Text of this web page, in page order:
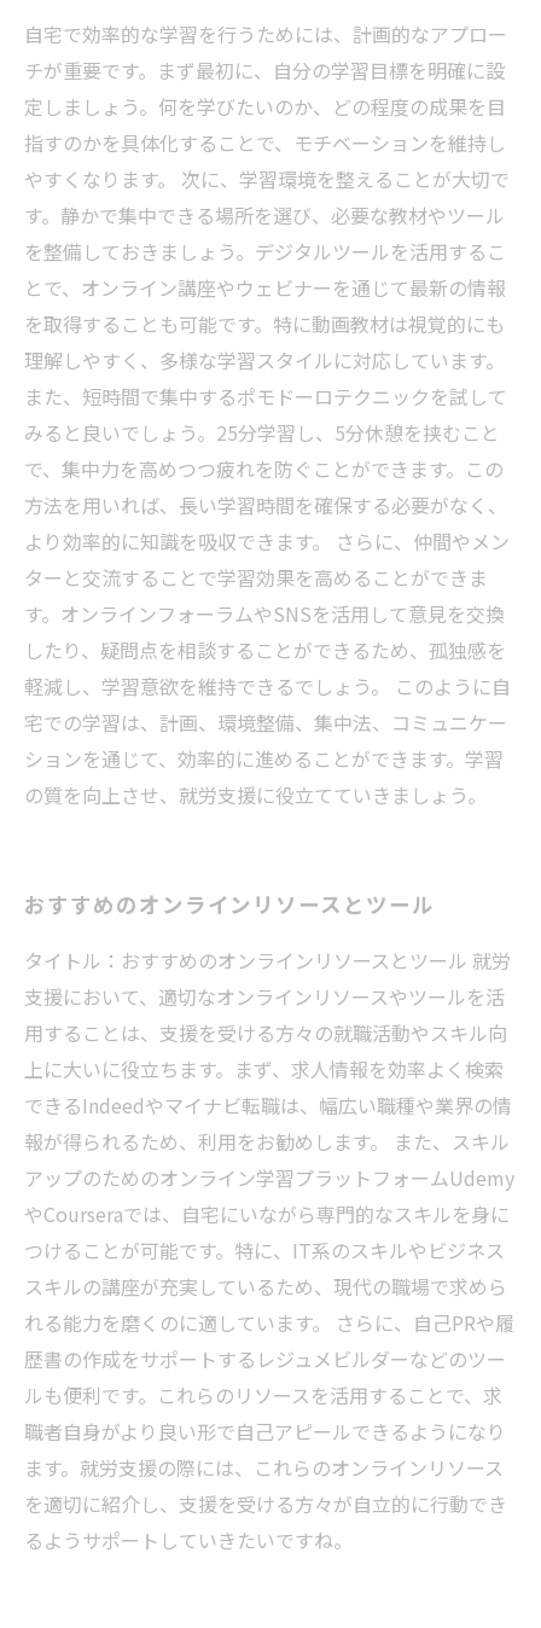
自宅で効率的な学習を行うためには、計画的なアプロー
チが重要です。まず最初に、自分の学習目標を明確に設
定しましょう。何を学びたいのか、どの程度の成果を目
指すのかを具体化することで、モチベーションを維持し
やすくなります。 次に、学習環境を整えることが大切で
す。静かで集中できる場所を選び、必要な教材やツール
を整備しておきましょう。デジタルツールを活用するこ
とで、オンライン講座やウェビナーを通じて最新の情報
を取得することも可能です。特に動画教材は視覚的にも
理解しやすく、多様な学習スタイルに対応しています。
また、短時間で集中するポモドーロテクニックを試して
みると良いでしょう。25分学習し、5分休憩を挟むこと
で、集中力を高めつつ疲れを防ぐことができます。この
方法を用いれば、長い学習時間を確保する必要がなく、
より効率的に知識を吸収できます。 さらに、仲間やメン
ターと交流することで学習効果を高めることができま
す。オンラインフォーラムやSNSを活用して意見を交換
したり、疑問点を相談することができるため、孤独感を
軽減し、学習意欲を維持できるでしょう。 このように自
宅での学習は、計画、環境整備、集中法、コミュニケー
ションを通じて、効率的に進めることができます。学習
の質を向上させ、就労支援に役立てていきましょう。
おすすめのオンラインリソースとツール
タイトル：おすすめのオンラインリソースとツール 就労
支援において、適切なオンラインリソースやツールを活
用することは、支援を受ける方々の就職活動やスキル向
上に大いに役立ちます。まず、求人情報を効率よく検索
できるIndeedやマイナビ転職は、幅広い職種や業界の情
報が得られるため、利用をお勧めします。 また、スキル
アップのためのオンライン学習プラットフォームUdemy
やCourseraでは、自宅にいながら専門的なスキルを身に
つけることが可能です。特に、IT系のスキルやビジネス
スキルの講座が充実しているため、現代の職場で求めら
れる能力を磨くのに適しています。 さらに、自己PRや履
歴書の作成をサポートするレジュメビルダーなどのツー
ルも便利です。これらのリソースを活用することで、求
職者自身がより良い形で自己アピールできるようになり
ます。就労支援の際には、これらのオンラインリソース
を適切に紹介し、支援を受ける方々が自立的に行動でき
るようサポートしていきたいですね。